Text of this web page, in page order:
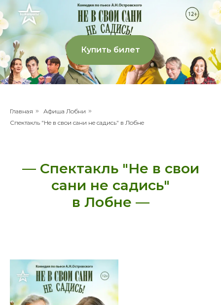
Купить билет
Главная » Афиша Лобни »
Спектакль "Не в свои сани не садись" в Лобне
— Спектакль "Не в свои
сани не садись"
в Лобне —